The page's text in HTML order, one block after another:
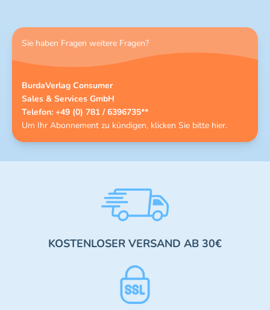
Sie haben Fragen weitere Fragen?
BurdaVerlag Consumer
Sales & Services GmbH
Telefon: +49 (0) 781 / 6396735**
Um Ihr Abonnement zu kündigen, klicken Sie bitte hier.
KOSTENLOSER VERSAND AB 30€